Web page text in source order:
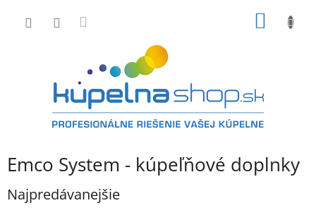
Emco System - kúpeľňové doplnky
Najpredávanejšie